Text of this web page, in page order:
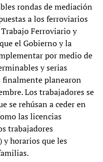
rondas de mediación
a los ferroviarios
Ferroviario y
el Gobierno y la
por medio de
y serias
finalmente planearon
Los trabajadores se
se rehúsan a ceder en
las licencias
trabajadores
horarios que les